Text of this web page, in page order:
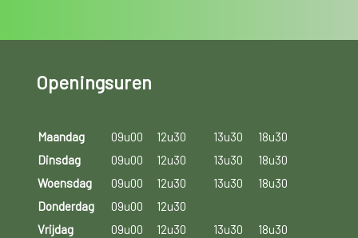
Openingsuren
Maandag 09u00 12u30 13u30
18u30
Dinsdag
09u00 12u30 13u30
18u30
Woensdag
09u00 12u30 13u30
18u30
Donderdag
09u00
12u30
Vrijdag
09u00 12u30 13u30
18u30